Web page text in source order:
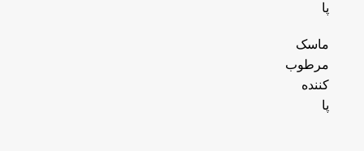
پا
ماسک
مرطوب
کننده
پا